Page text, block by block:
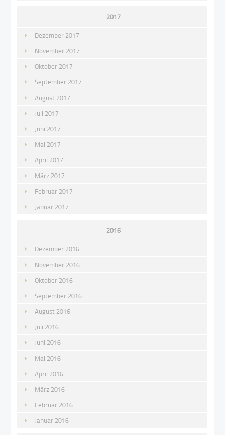
2017
Dezember 2017
November 2017
Oktober 2017
September 2017
August 2017
Juli 2017
Juni 2017
Mai 2017
April 2017
März 2017
Februar 2017
Januar 2017
2016
Dezember 2016
November 2016
Oktober 2016
September 2016
August 2016
Juli 2016
Juni 2016
Mai 2016
April 2016
März 2016
Februar 2016
Januar 2016